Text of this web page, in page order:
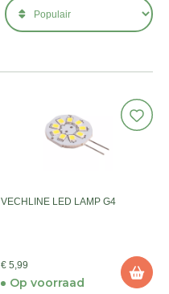
VECHLINE LED LAMP G4
€ 5,99
Op voorraad